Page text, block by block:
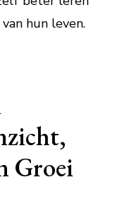
hun leven.
Groei